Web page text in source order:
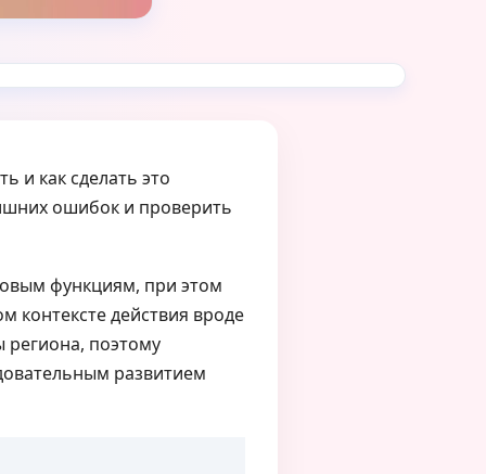
и как сделать это
ошибок и проверить
функциям, при этом
контексте действия вроде
региона, поэтому
развитием